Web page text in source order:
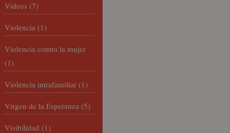
Vídeos (7)
Violencia (1)
Violencia contra la mujer
(1)
Violencia intrafamiliar (1)
Virgen de la Esperanza (5)
Visibilidad (1)